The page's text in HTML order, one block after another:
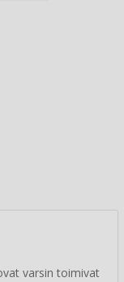
varsin toimivat